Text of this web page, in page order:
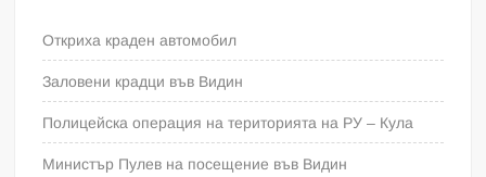
Откриха краден автомобил
Заловени крадци във Видин
Полицейска операция на територията на РУ – Кула
Министър Пулев на посещение във Видин